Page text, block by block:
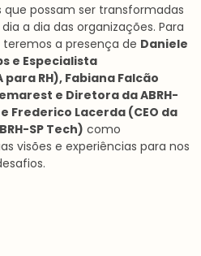
possam ser transformadas
a dia das organizações. Para
teremos a presença de Daniele
e Especialista
RH), Fabiana Falcão
e Diretora da ABRH-
Frederico Lacerda (CEO da
SP Tech) como
visões e experiências para nos